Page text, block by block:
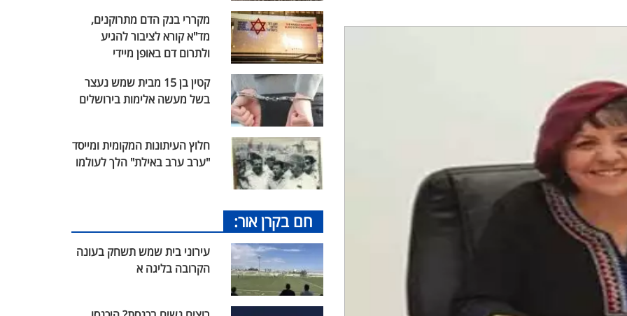
מקררי בנק הדם מתרוקנים,
מד"א קורא לציבור להגיע
ולתרום דם באופן מיידי
קטין בן 15 מבית שמש נעצר
בשל מעשה אלימות בירושלים
חלוץ העיתונות המקומית ומייסד
"ערב ערב באילת" הלך לעולמו
חם בקרן אור:
עירוני בית שמש תשחק בעונה
הקרובה בליגה א